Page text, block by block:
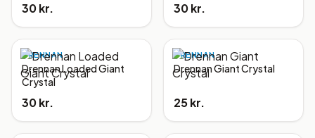
30 kr. 30 kr.
DRENNAN
Drennan Loaded Giant
Crystal
30 kr.
DRENNAN
Drennan Giant Crystal
25 kr.